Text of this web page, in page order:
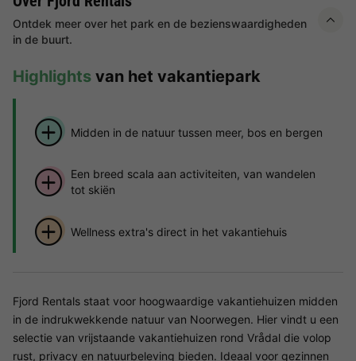
Ontdek meer over het park en de bezienswaardigheden
in de buurt.
Highlights van het vakantiepark
Midden in de natuur tussen meer, bos en bergen
Een breed scala aan activiteiten, van wandelen
tot skiën
Wellness extra's direct in het vakantiehuis
Fjord Rentals staat voor hoogwaardige vakantiehuizen midden
in de indrukwekkende natuur van Noorwegen. Hier vindt u een
selectie van vrijstaande vakantiehuizen rond Vrådal die volop
rust, privacy en natuurbeleving bieden. Ideaal voor gezinnen